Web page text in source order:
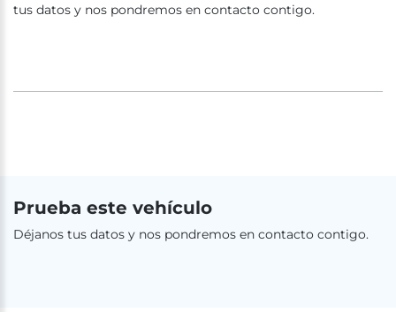
tus datos y nos pondremos en contacto contigo.
Prueba este vehículo
Déjanos tus datos y nos pondremos en contacto contigo.